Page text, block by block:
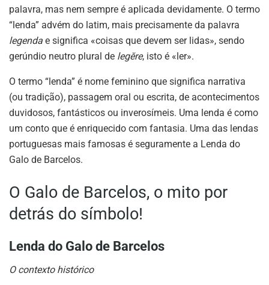
palavra, mas nem sempre é aplicada devidamente. O termo
“lenda” advém do latim, mais precisamente da palavra
legenda e significa «coisas que devem ser lidas», sendo
gerúndio neutro plural de legĕre, isto é «ler».
O termo “lenda” é nome feminino que significa narrativa
(ou tradição), passagem oral ou escrita, de acontecimentos
duvidosos, fantásticos ou inverosímeis. Uma lenda é como
um conto que é enriquecido com fantasia. Uma das lendas
portuguesas mais famosas é seguramente a Lenda do
Galo de Barcelos.
O Galo de Barcelos, o mito por
detrás do símbolo!
Lenda do Galo de Barcelos
O contexto histórico